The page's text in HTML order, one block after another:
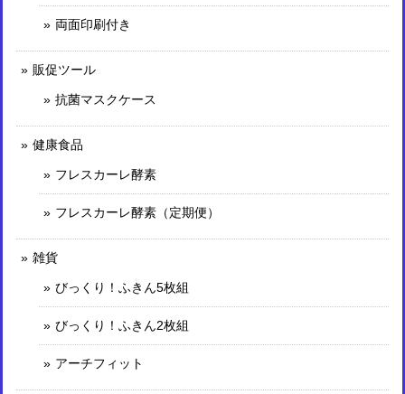
両面印刷付き
販促ツール
抗菌マスクケース
健康食品
フレスカーレ酵素
フレスカーレ酵素（定期便）
雑貨
びっくり！ふきん5枚組
びっくり！ふきん2枚組
アーチフィット